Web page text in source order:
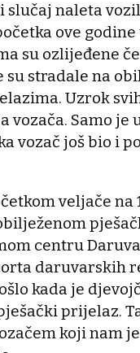
slučaj naleta
ove
su ozlijeđene
su stradale na
Uzrok
vozača. Samo je
vozač još bio i
veljače na
centru
daruvarskih
kada je
prijelaz.
koji nam